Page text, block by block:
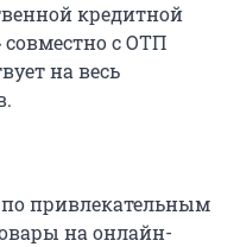
кредитной
с ОТП
на весь
привлекательным
на онлайн-